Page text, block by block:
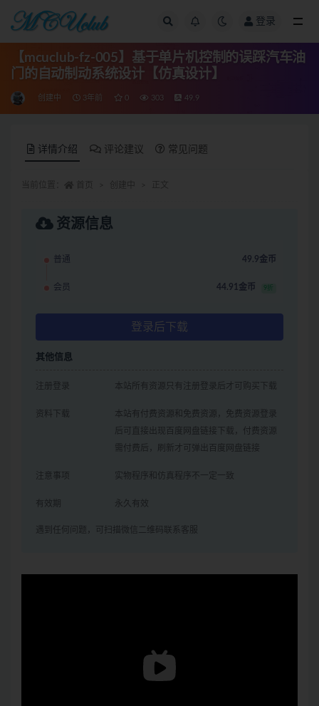
登录
【mcuclub-fz-005】基于单片机控制的误踩汽车油
门的自动制动系统设计【仿真设计】
创建中 3年前 0 303 49.9
详情介绍 评论建议 常见问题
资源信息
普通 49.9金币
会员 44.91金币 9折
登录后下载
其他信息
注册登录 本站所有资源只有注册登录后才可购买下载
资料下载
本站有付费资源和免费资源，免费资源登录
后可直接出现百度网盘链接下载，付费资源
需付费后，刷新才可弹出百度网盘链接
注意事项 实物程序和仿真程序不一定一致
有效期 永久有效
遇到任何问题，可扫描微信二维码联系客服